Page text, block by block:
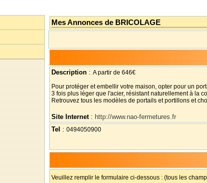
Mes Annonces de BRICOLAGE
Description : A partir de 646€
Pour protéger et embellir votre maison, opter pour un
3 fois plus léger que l'acier, résistant naturellement à la
Retrouvez tous les modèles de portails et portillons et
Site Internet: http://www.nao-fermetures.fr
Tel : 0494050900
Veuillez remplir le formulaire ci-dessous : (tous les